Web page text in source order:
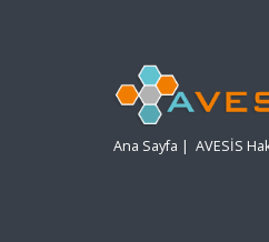
Ana Sayfa | AVESİS